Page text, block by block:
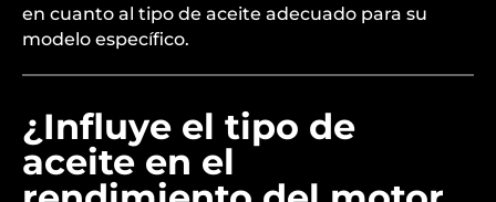
en cuanto al tipo de aceite adecuado para su
modelo específico.
¿Influye el tipo de
aceite en el